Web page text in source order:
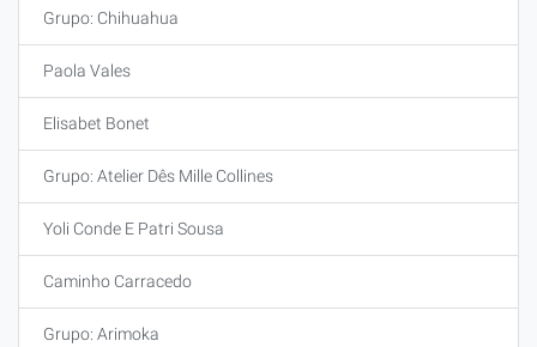
Grupo: Chihuahua
Paola Vales
Elisabet Bonet
Grupo: Atelier Dês Mille Collines
Yoli Conde E Patri Sousa
Caminho Carracedo
Grupo: Arimoka